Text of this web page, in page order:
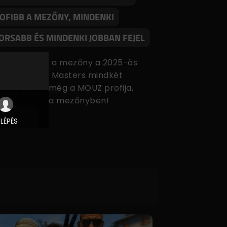
A MEZŐNY, MINDENKI
ÉS MINDENKI JOBBAN FEJEL
fejlődött a mezőny a 2025-ös
CS2 Masters mindkét
és még a MOUZ profija,
is feltűnt a mezőnyben!